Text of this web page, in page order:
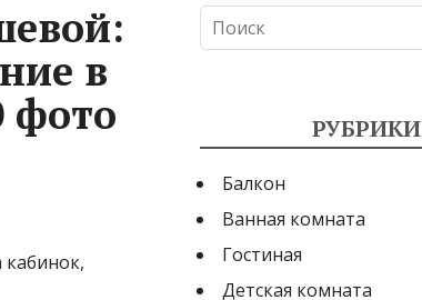
в
фото
кабинок,
РУБРИКИ
Балкон
Ванная комната
Гостиная
Детская комната